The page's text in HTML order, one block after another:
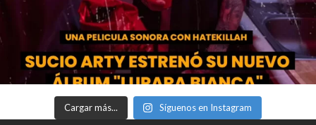
Cargar más... Síguenos en Instagram